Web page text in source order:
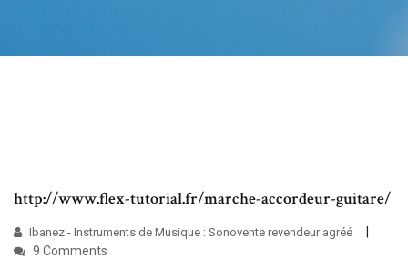
http://www.flex-tutorial.fr/marche-accordeur-guitare/
Ibanez - Instruments de Musique : Sonovente revendeur agréé
9 Comments